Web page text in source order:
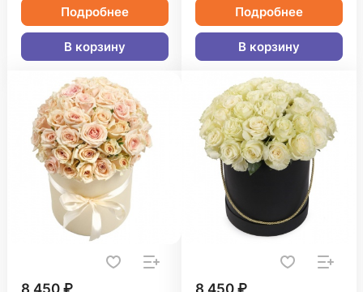
Подробнее
В корзину
Подробнее
В корзину
8 450 ₽ 8 450 ₽